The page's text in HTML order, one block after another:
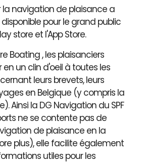
la navigation de plaisance a
pour le grand public
store et l'App Store.
Boating , les plaisanciers
un clin d'oeil à toutes les
leurs brevets, leurs
en Belgique (y compris la
Ainsi la DG Navigation du SPF
ne se contente pas de
de plaisance en la
plus), elle facilite également
utiles pour les